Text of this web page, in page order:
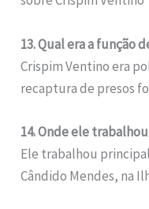
13. Qual era a função
Crispim Ventino era
recaptura de presos
14. Onde ele
Ele trabalhou
Cândido Mendes, na